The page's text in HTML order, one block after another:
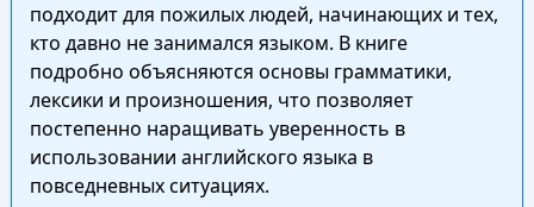
подходит для пожилых людей, начинающих и тех,
кто давно не занимался языком. В книге
подробно объясняются основы грамматики,
лексики и произношения, что позволяет
постепенно наращивать уверенность в
использовании английского языка в
повседневных ситуациях.